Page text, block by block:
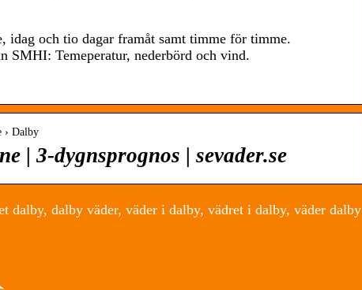
idag och tio dagar framåt samt timme för timme.
SMHI: Temeperatur, nederbörd och vind.
› Dalby
| 3-dygnsprognos | sevader.se
dalby, dalby väder, väder i dalby, vädret i dalby, väder dalby